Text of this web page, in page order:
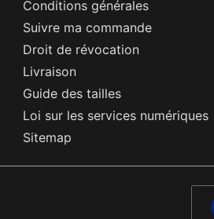
Conditions générales
Suivre ma commande
Droit de révocation
Livraison
Guide des tailles
Loi sur les services numériques
Sitemap